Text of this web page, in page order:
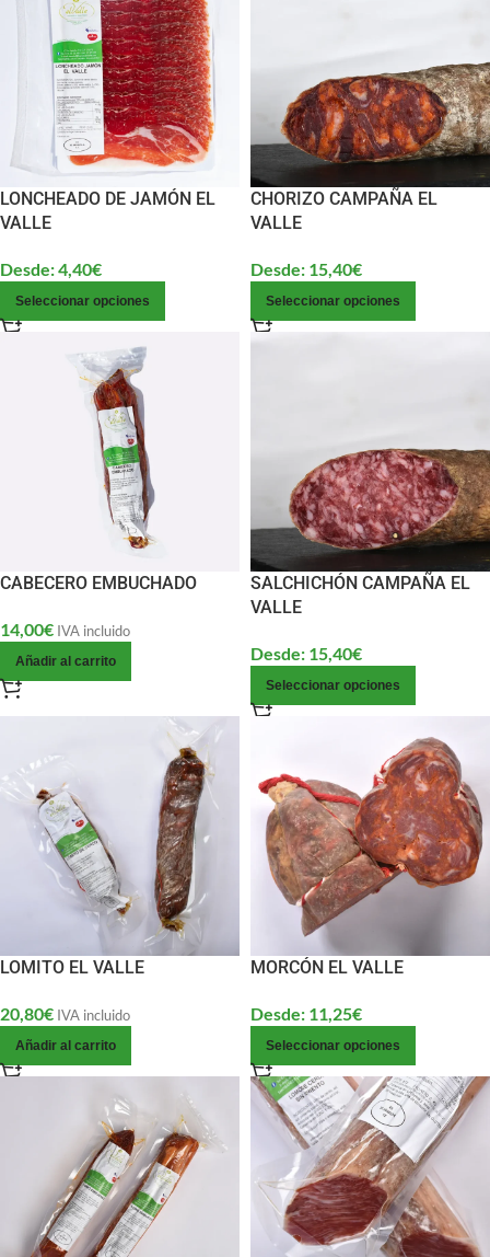
LONCHEADO DE JAMÓN EL
VALLE
Desde:4,40€
Seleccionar opciones
CHORIZO CAMPAÑA EL
VALLE
Desde: 15,40€
Seleccionar opciones
CABECERO EMBUCHADO
14,00€ IVA incluido
Añadir al carrito
SALCHICHÓN CAMPAÑA EL
VALLE
Desde: 15,40€
Seleccionar opciones
LOMITO EL VALLE
20,80€ IVA incluido
Añadir al carrito
MORCÓN EL VALLE
Desde: 11,25€
Seleccionar opciones